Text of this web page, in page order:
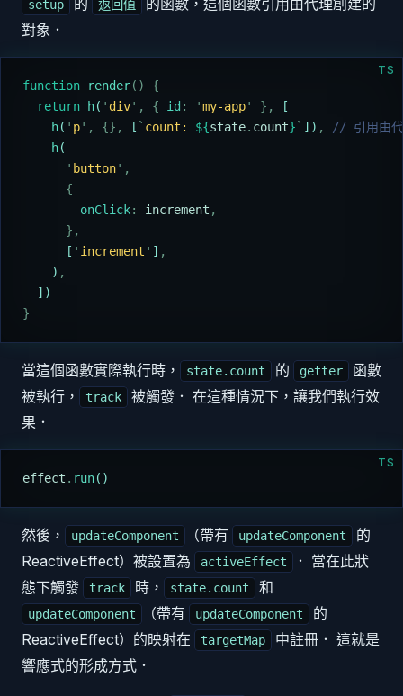
setup 返回值
對象．
TS
function render()
{
  return
h( ' div' , { id : 'my-app' },
[
    h
( ' p' , {}, [ ` count: ${state. count} ` ]) ,
// 引用由代
    h
(
      '
button' ,
      {
        onClick
: increment ,
      },
      [
' increment ' ] ,
    )
,
  ])
}
當這個函數實際執行時， state.count 的 getter
函數
被執行，
track
被觸發． 在這種情況下，讓我們執行效
果．
TS
effect . run()
然後， updateComponent （帶有 updateComponent
的
ReactiveEffect）被設置為
activeEffect
． 當在此狀
態下觸發
track 時， state.count 和
updateComponent （帶有 updateComponent
的
ReactiveEffect）的映射在
targetMap
中註冊． 這就是
響應式的形成方式．